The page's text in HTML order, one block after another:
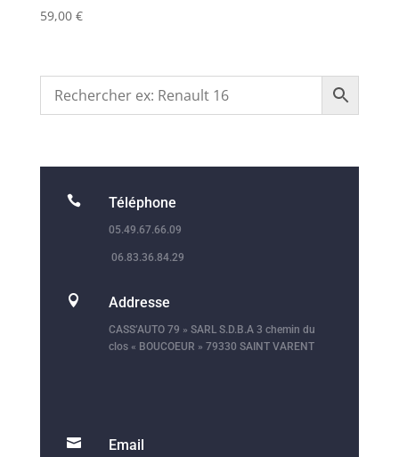
59,00 €
 Téléphone
05.49.67.66.09
06.83.36.84.29
 Addresse
CASS’AUTO 79 » SARL S.D.B.A 3 chemin du
clos « BOUCOEUR » 79330 SAINT VARENT
 Email